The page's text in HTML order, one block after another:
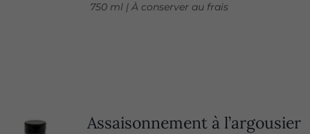
750 ml | À conserver au frais
Assaisonnement à l’argousier